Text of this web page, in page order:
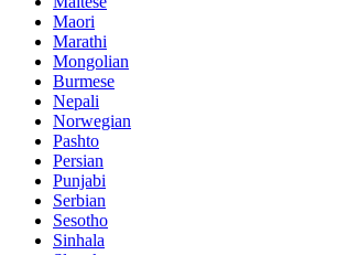
Maori
Marathi
Mongolian
Burmese
Nepali
Norwegian
Pashto
Persian
Punjabi
Serbian
Sesotho
Sinhala